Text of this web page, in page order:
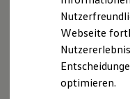
Sommer-
Service-
Räder &
gewinnen. Die
11:00 Uhr mit
CaliforniaClub
23:59 Uhr. Die
30.10.2024.
Webseite
optimieren.